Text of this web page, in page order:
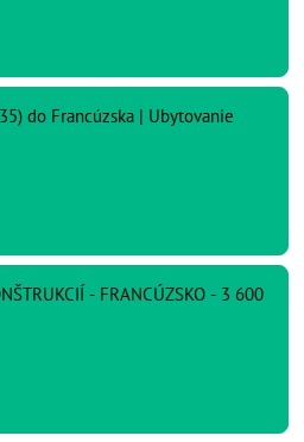
do Francúzska | Ubytovanie
- FRANCÚZSKO - 3 600